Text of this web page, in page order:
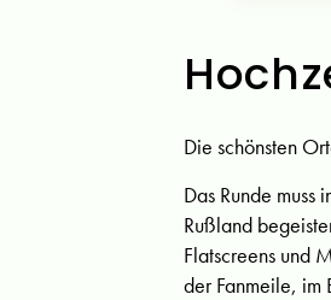
Die schönsten
Das Runde
Rußland
Flatscreens und
der Fanmeile, im